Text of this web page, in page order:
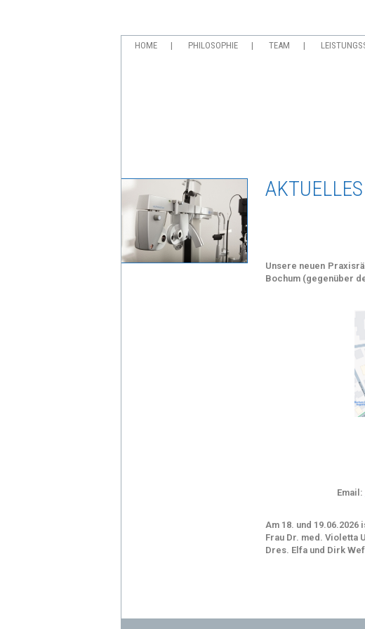
HOME PHILOSOPHIE TEAM
AKTUELLES
Unsere neuen
Bochum (gegenüber
Email:
Am 18. und
Frau Dr. med. Violetta
Dres. Elfa und Dirk